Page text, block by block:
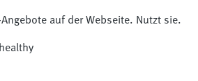
auf der Webseite. Nutzt sie.